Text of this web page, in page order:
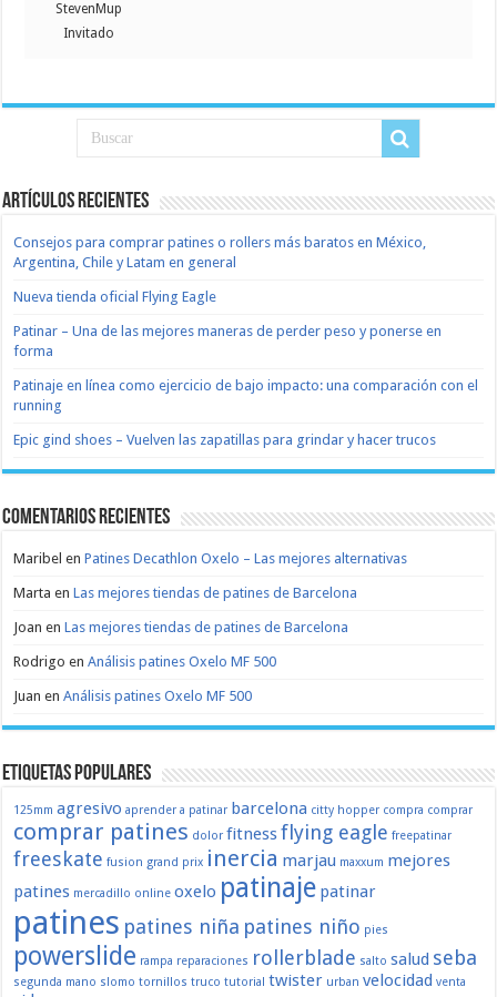
StevenMup
Invitado
Artículos recientes
Consejos para comprar patines o rollers más baratos en México,
Argentina, Chile y Latam en general
Nueva tienda oficial Flying Eagle
Patinar – Una de las mejores maneras de perder peso y ponerse en
forma
Patinaje en línea como ejercicio de bajo impacto: una comparación con el
running
Epic gind shoes – Vuelven las zapatillas para grindar y hacer trucos
Comentarios recientes
Maribel enPatines Decathlon Oxelo – Las mejores alternativas
Marta enLas mejores tiendas de patines de Barcelona
Joan enLas mejores tiendas de patines de Barcelona
Rodrigo enAnálisis patines Oxelo MF 500
Juan enAnálisis patines Oxelo MF 500
Etiquetas populares
125mm agresivo aprender a patinar barcelona citty hopper compra comprar
comprar patines dolor fitnessflying eagle freepatinar
freeskate fusion grand prix inercia marjau maxxum mejores
patines mercadillo online oxelo patinaje patinar
patines patines niña patines niño pies
powerslide rampa reparaciones rollerblade salto salud seba
segunda mano slomo tornillos truco tutorial twister urban velocidad venta